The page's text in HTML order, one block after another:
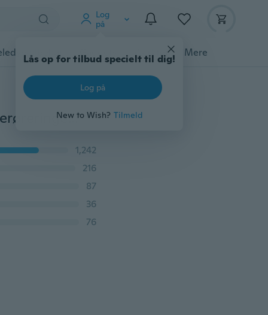
Log
på
Lås op for tilbud specielt til dig!
Log på
New to Wish? Tilmeld
Gadgets Værktøj Mere
Bohemsk etnisk stil pop smykker kreative hule blomsterøreringe legering vedhæng
1,242
216
87
36
76